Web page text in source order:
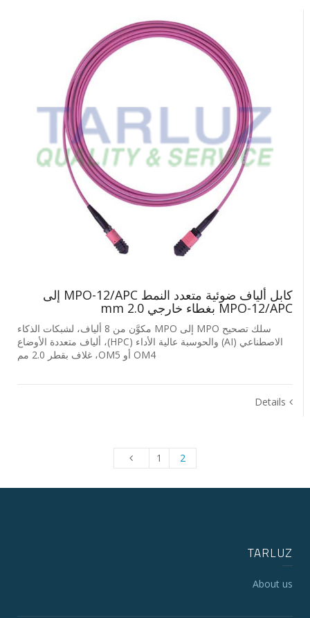
كابل ألياف ضوئية متعدد النمط MPO-12/APC إلى
MPO-12/APC بغطاء خارجي 2.0 mm
سلك تصحيح MPO إلى MPO مكوَّن من 8 ألياف، لشبكات الذكاء
الاصطناعي (AI) والحوسبة عالية الأداء (HPC)، ألياف متعددة الأوضاع
OM4 أو OM5، غلاف بقطر 2.0 مم
Details
1 2
TARLUZ
About us